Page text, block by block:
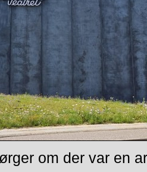
om der var en